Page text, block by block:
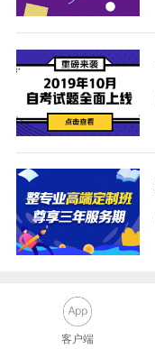
客户端